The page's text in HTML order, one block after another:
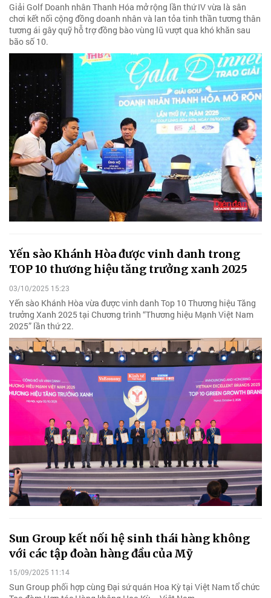
Giải Golf Doanh nhân Thanh Hóa mở rộng lần thứ IV vừa là sân
chơi kết nối cộng đồng doanh nhân và lan tỏa tinh thần tương thân
tương ái gây quỹ hỗ trợ đồng bào vùng lũ vượt qua khó khăn sau
bão số 10.
Yến sào Khánh Hòa được vinh danh trong
TOP 10 thương hiệu tăng trưởng xanh 2025
03/10/2025 15:23
Yến sào Khánh Hòa vừa được vinh danh Top 10 Thương hiệu Tăng
trưởng Xanh 2025 tại Chương trình “Thương hiệu Mạnh Việt Nam
2025” lần thứ 22.
Sun Group kết nối hệ sinh thái hàng không
với các tập đoàn hàng đầu của Mỹ
15/09/2025 11:14
Sun Group phối hợp cùng Đại sứ quán Hoa Kỳ tại Việt Nam tổ chức